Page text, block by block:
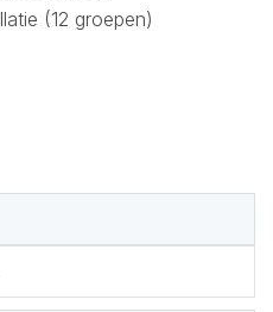
(12 groepen)